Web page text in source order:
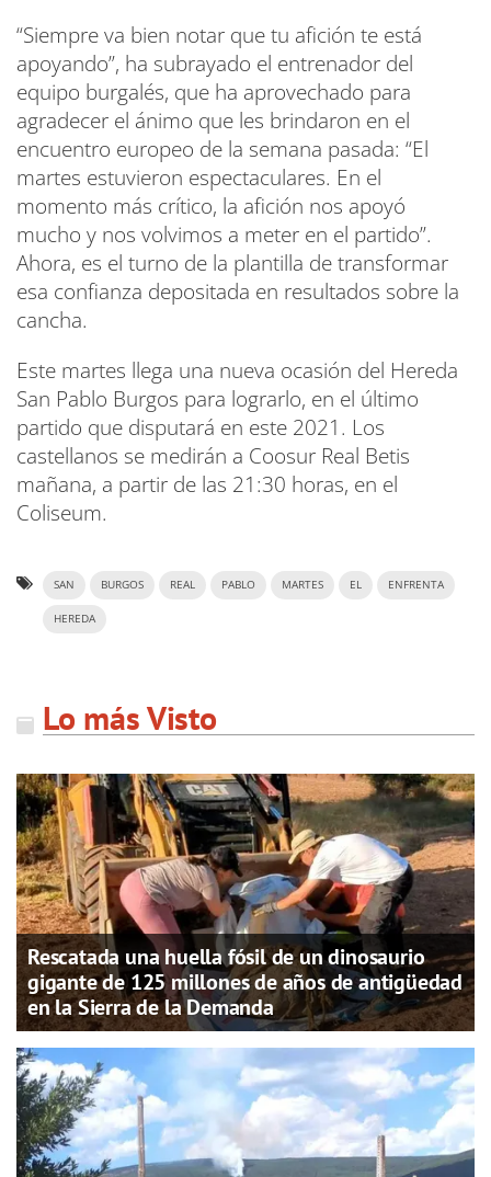
“Siempre va bien notar que tu afición te está
apoyando”, ha subrayado el entrenador del
equipo burgalés, que ha aprovechado para
agradecer el ánimo que les brindaron en el
encuentro europeo de la semana pasada: “El
martes estuvieron espectaculares. En el
momento más crítico, la afición nos apoyó
mucho y nos volvimos a meter en el partido”.
Ahora, es el turno de la plantilla de transformar
esa confianza depositada en resultados sobre la
cancha.
Este martes llega una nueva ocasión del Hereda
San Pablo Burgos para lograrlo, en el último
partido que disputará en este 2021. Los
castellanos se medirán a Coosur Real Betis
mañana, a partir de las 21:30 horas, en el
Coliseum.
SAN BURGOS REAL PABLO MARTES EL ENFRENTA
HEREDA
Lo más Visto
Rescatada una huella fósil de un dinosaurio
gigante de 125 millones de años de antigüedad
en la Sierra de la Demanda